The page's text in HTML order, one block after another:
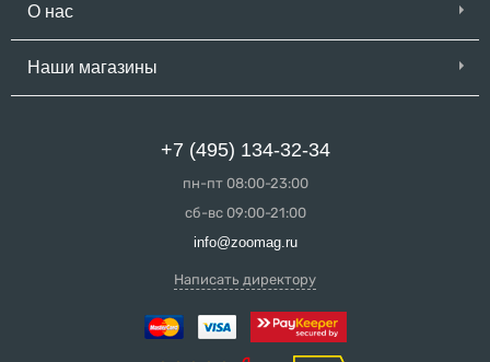
О нас
Наши магазины
+7 (495) 134-32-34
пн-пт 08:00-23:00
сб-вс 09:00-21:00
info@zoomag.ru
Написать директору